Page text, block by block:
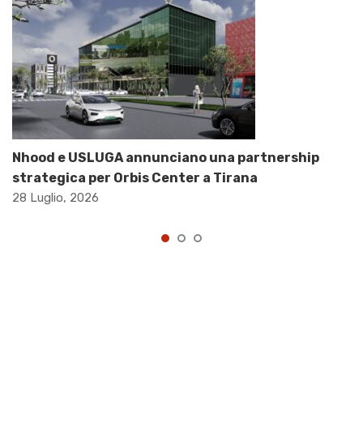
Nhood e USLUGA annunciano una partnership
strategica per Orbis Center a Tirana
28 Luglio, 2026